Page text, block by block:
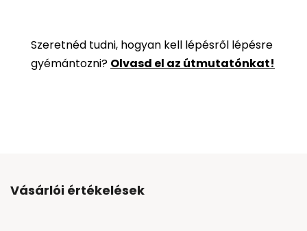
Szeretnéd tudni, hogyan kell lépésről lépésre
gyémántozni? Olvasd el az útmutatónkat!
Vásárlói értékelések